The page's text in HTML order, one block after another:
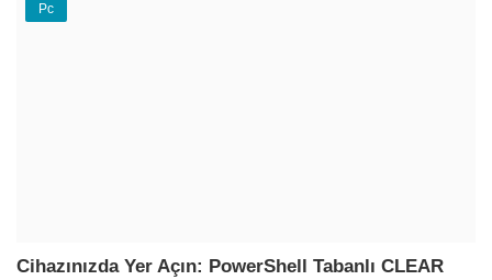
Pc
Cihazınızda Yer Açın: PowerShell Tabanlı CLEAR